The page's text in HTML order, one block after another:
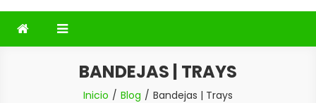
BANDEJAS | TRAYS
Inicio Blog Bandejas | Trays